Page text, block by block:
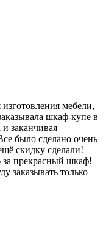
мебели,
шкаф-купе в
заканчивая
было сделано очень
скидку сделали!
за прекрасный шкаф!
заказывать только